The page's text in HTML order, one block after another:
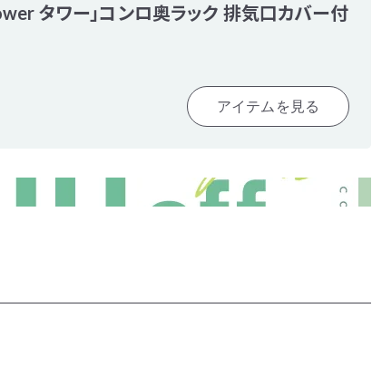
タワー」コンロ奥ラック 排気口カバー付
アイテムを見る